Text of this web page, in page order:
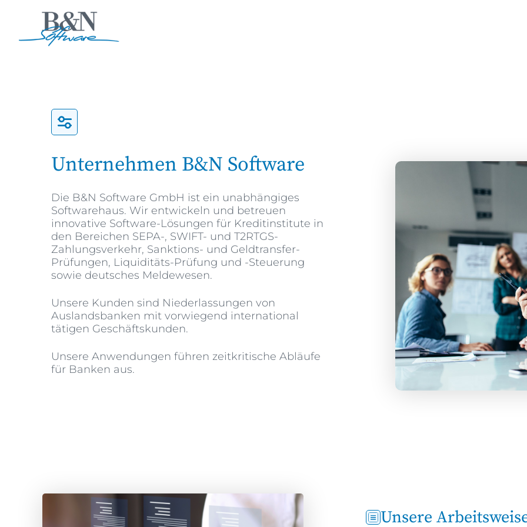
Unternehmen B&N Software
Die B&N Software GmbH ist ein unabhängiges
Softwarehaus. Wir entwickeln und betreuen
innovative Software-Lösungen für Kreditinstitute in
den Bereichen SEPA-, SWIFT- und T2RTGS-
Zahlungsverkehr, Sanktions- und Geldtransfer-
Prüfungen, Liquiditäts-Prüfung und -Steuerung
sowie deutsches Meldewesen.
Unsere Kunden sind Niederlassungen von
Auslandsbanken mit vorwiegend international
tätigen Geschäftskunden.
Unsere Anwendungen führen zeitkritische Abläufe
für Banken aus.
Unsere